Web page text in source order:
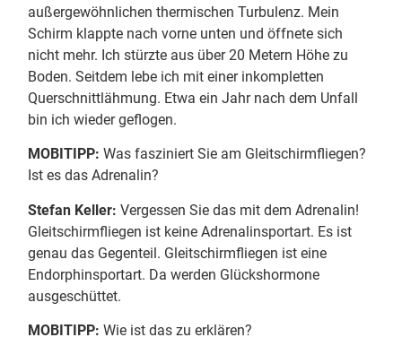
außergewöhnlichen thermischen Turbulenz. Mein
Schirm klappte nach vorne unten und öffnete sich
nicht mehr. Ich stürzte aus über 20 Metern Höhe zu
Boden. Seitdem lebe ich mit einer inkompletten
Querschnittlähmung. Etwa ein Jahr nach dem Unfall
bin ich wieder geflogen.
MOBITIPP: Was fasziniert Sie am Gleitschirmfliegen?
Ist es das Adrenalin?
Stefan Keller:Vergessen Sie das mit dem Adrenalin!
Gleitschirmfliegen ist keine Adrenalinsportart. Es ist
genau das Gegenteil. Gleitschirmfliegen ist eine
Endorphinsportart. Da werden Glückshormone
ausgeschüttet.
MOBITIPP: Wie ist das zu erklären?